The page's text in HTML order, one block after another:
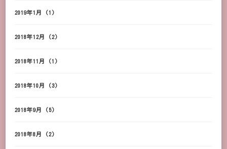
2019年1月 (1)
2018年12月 (2)
2018年11月 (1)
2018年10月 (3)
2018年9月 (5)
2018年8月 (2)